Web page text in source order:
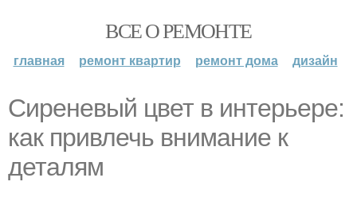
ВСЕ О РЕМОНТЕ
главная ремонт квартир ремонт дома дизайн
Сиреневый цвет в интерьере:
как привлечь внимание к
деталям